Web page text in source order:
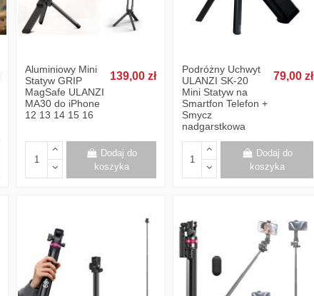
Aluminiowy Mini
Statyw GRIP
MagSafe ULANZI
MA30 do iPhone
12 13 14 15 16
139,00 zł
Dodaj do
koszyka
Podróżny Uchwyt
ULANZI SK-20
Mini Statyw na
Smartfon Telefon +
Smycz
nadgarstkowa
79,00 zł
Dodaj do
koszyka